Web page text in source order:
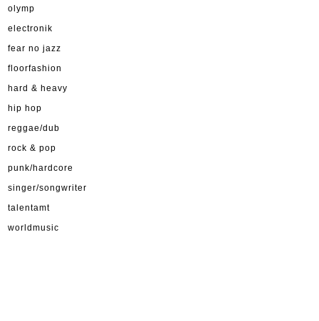
olymp
electronik
fear no jazz
floorfashion
hard & heavy
hip hop
reggae/dub
rock & pop
punk/hardcore
singer/songwriter
talentamt
worldmusic